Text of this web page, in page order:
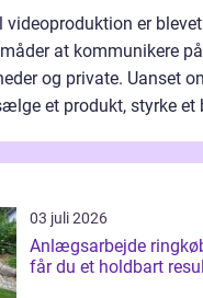
videoproduktion er
at kommunikere
og private. Uanset
et produkt, styrke et
03 juli 2026
Anlægsarbejde ringkøbing
får du et holdbart